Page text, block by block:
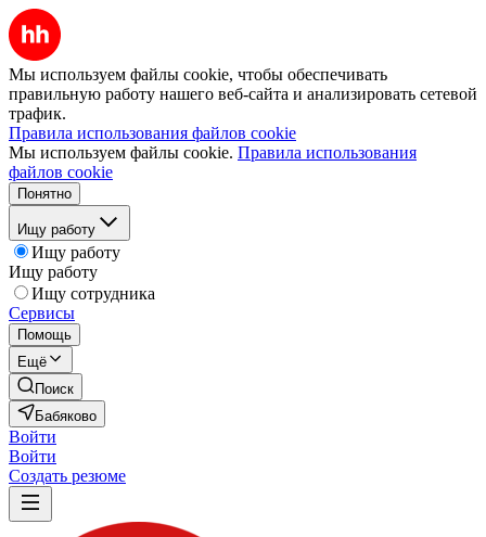
Мы используем файлы cookie, чтобы обеспечивать
правильную работу нашего веб-сайта и анализировать сетевой
трафик.
Правила использования файлов cookie
Мы используем файлы cookie. Правила использования
файлов cookie
Понятно
Ищу работу
Ищу работу
Ищу работу
Ищу сотрудника
Сервисы
Помощь
Ещё
Поиск
Бабяково
Войти
Войти
Создать резюме